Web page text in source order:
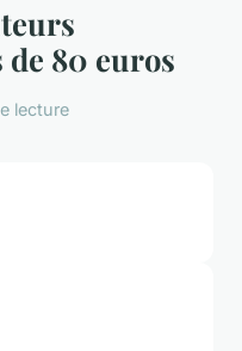
80 euros
lecture